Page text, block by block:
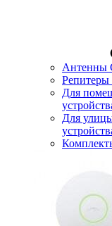
Антенны
Репитеры
Для
Для